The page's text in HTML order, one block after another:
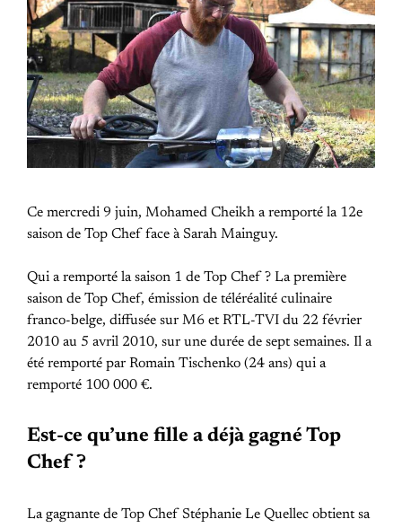
Ce mercredi 9 juin, Mohamed Cheikh a remporté la 12e
saison de Top Chef face à Sarah Mainguy.
Qui a remporté la saison 1 de Top Chef ? La première
saison de Top Chef, émission de téléréalité culinaire
franco-belge, diffusée sur M6 et RTL-TVI du 22 février
2010 au 5 avril 2010, sur une durée de sept semaines. Il a
été remporté par Romain Tischenko (24 ans) qui a
remporté 100 000 €.
Est-ce qu’une fille a déjà gagné Top
Chef ?
La gagnante de Top Chef Stéphanie Le Quellec obtient sa